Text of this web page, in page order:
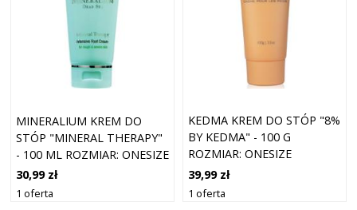
MINERALIUM KREM DO
STÓP "MINERAL THERAPY"
- 100 ML ROZMIAR: ONESIZE
30,99 zł
1 oferta
KEDMA KREM DO STÓP "8%
BY KEDMA" - 100 G
ROZMIAR: ONESIZE
39,99 zł
1 oferta